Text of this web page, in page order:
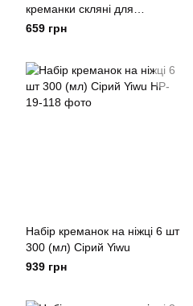
креманки скляні для
десертів, морозива, желе
659 грн
Набір креманок на ніжці 6 шт
300 (мл) Сірий Yiwu
939 грн